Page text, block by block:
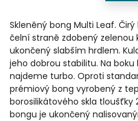
Skleněný bong Multi Leaf.
čelní straně zdobený zelenou
ukončený slabším hrdlem.
jeho dobrou stabilitu. Na
najdeme turbo. Oproti
prémiový bong vyrobený z
borosilikátového skla tloušťky
bongu je ukončený